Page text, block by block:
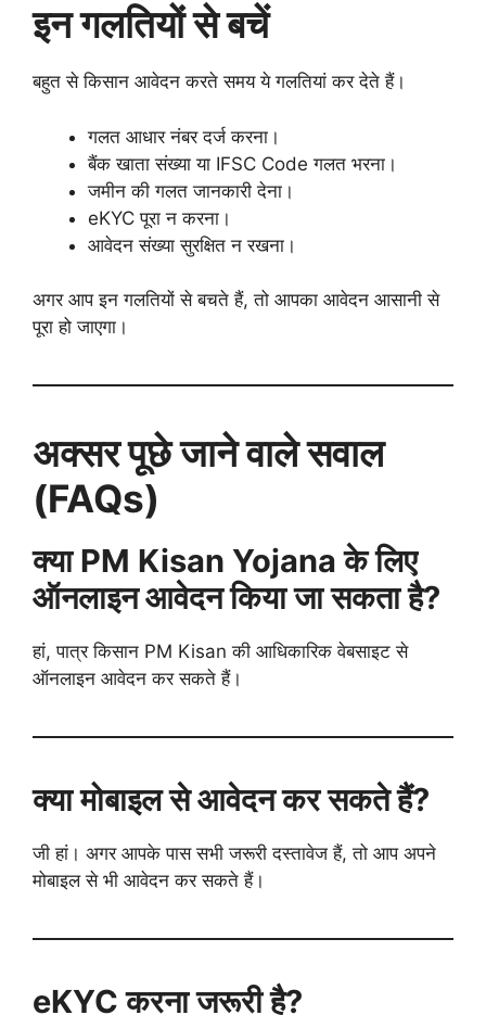
इन गलतियों से बचें
बहुत से किसान आवेदन करते समय ये गलतियां कर देते हैं।
गलत आधार नंबर दर्ज करना।
बैंक खाता संख्या या IFSC Code गलत भरना।
जमीन की गलत जानकारी देना।
eKYC पूरा न करना।
आवेदन संख्या सुरक्षित न रखना।
अगर आप इन गलतियों से बचते हैं, तो आपका आवेदन आसानी से
पूरा हो जाएगा।
अक्सर पूछे जाने वाले सवाल
(FAQs)
क्या PM Kisan Yojana के लिए
ऑनलाइन आवेदन किया जा सकता है?
हां, पात्र किसान PM Kisan की आधिकारिक वेबसाइट से
ऑनलाइन आवेदन कर सकते हैं।
क्या मोबाइल से आवेदन कर सकते हैं?
जी हां। अगर आपके पास सभी जरूरी दस्तावेज हैं, तो आप अपने
मोबाइल से भी आवेदन कर सकते हैं।
eKYC करना जरूरी है?